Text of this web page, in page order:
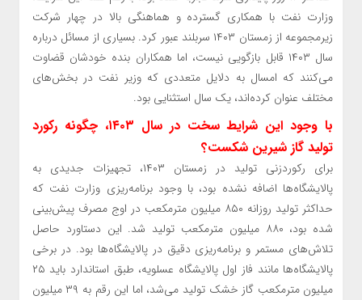
وزارت نفت با همکاری گسترده و هماهنگی بالا در چهار شرکت
زیرمجموعه از زمستان ۱۴۰۳ سربلند عبور کرد. بسیاری از مسائل درباره
سال ۱۴۰۳ قابل بازگویی نیست، اما همکاران بنده خودشان قضاوت
می‌کنند که امسال به دلایل متعددی که وزیر نفت در بخش‌های
مختلف عنوان کرده‌اند، یک سال استثنایی بود.
با وجود این شرایط سخت در سال ۱۴۰۳، چگونه رکورد
تولید گاز شیرین شکست؟
برای رکوردزنی تولید در زمستان ۱۴۰۳، تجهیزات جدیدی به
پالایشگاه‌ها اضافه نشده بود، با وجود برنامه‌ریزی وزارت نفت که
حداکثر تولید روزانه ۸۵۰ میلیون مترمکعب در اوج مصرف پیش‌بینی
شده بود، ۸۸۰ میلیون مترمکعب تولید شد. این دستاورد حاصل
تلاش‌های مستمر و برنامه‌ریزی دقیق در پالایشگاه‌ها بود. در برخی
پالایشگاه‌ها مانند فاز اول پالایشگاه عسلویه، طبق استاندارد باید ۲۵
میلیون مترمکعب گاز خشک تولید می‌شد، اما این رقم به ۳۹ میلیون